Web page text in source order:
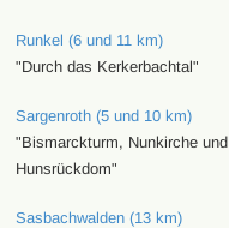
Runkel (6 und 11 km)
"Durch das Kerkerbachtal"
Sargenroth (5 und 10 km)
"Bismarckturm, Nunkirche und
Hunsrückdom"
Sasbachwalden (13 km)